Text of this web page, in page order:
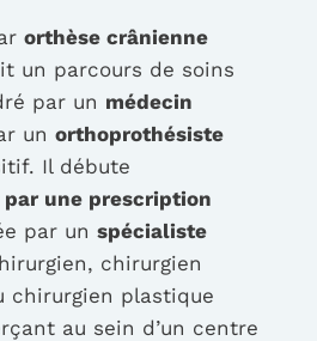
orthèse crânienne
un parcours de soins
par un médecin
unorthoprothésiste
Il débute
une prescription
par unspécialiste
chirurgien
chirurgien plastique
au sein d’un centre